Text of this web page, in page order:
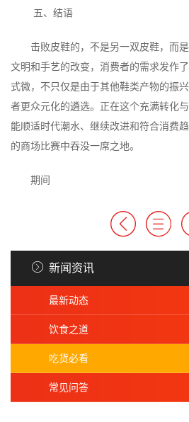
五、结语
击败皮鞋的，不是另一双皮鞋，而是
文明和手艺的改变，消费者的需求发作
式微，不只仅是由于其他鞋类产物的振
者更众元化的遴选。正在这个充满转化
能顺适时代潮水、继续改进和符合消费
的商场比赛中吞没一席之地。
期间
新闻资讯
最新动态
饮食之道
吃货必看
常见问答